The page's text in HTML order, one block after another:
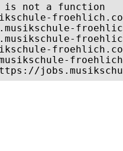
is not a function